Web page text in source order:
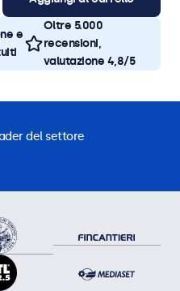
e
Oltre 5.000
recensioni,
valutazione 4,8/5
del settore